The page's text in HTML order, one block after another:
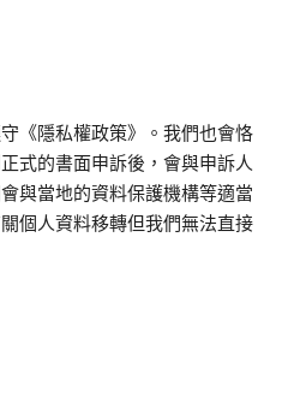
《隱私權政策》。我們也會恪
式的書面申訴後，會與申訴人
與當地的資料保護機構等適當
個人資料移轉但我們無法直接